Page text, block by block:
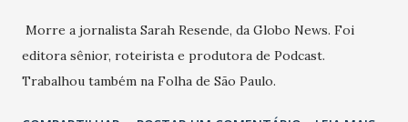
Morre a jornalista Sarah Resende, da Globo News. Foi
editora sênior, roteirista e produtora de Podcast.
Trabalhou também na Folha de São Paulo.